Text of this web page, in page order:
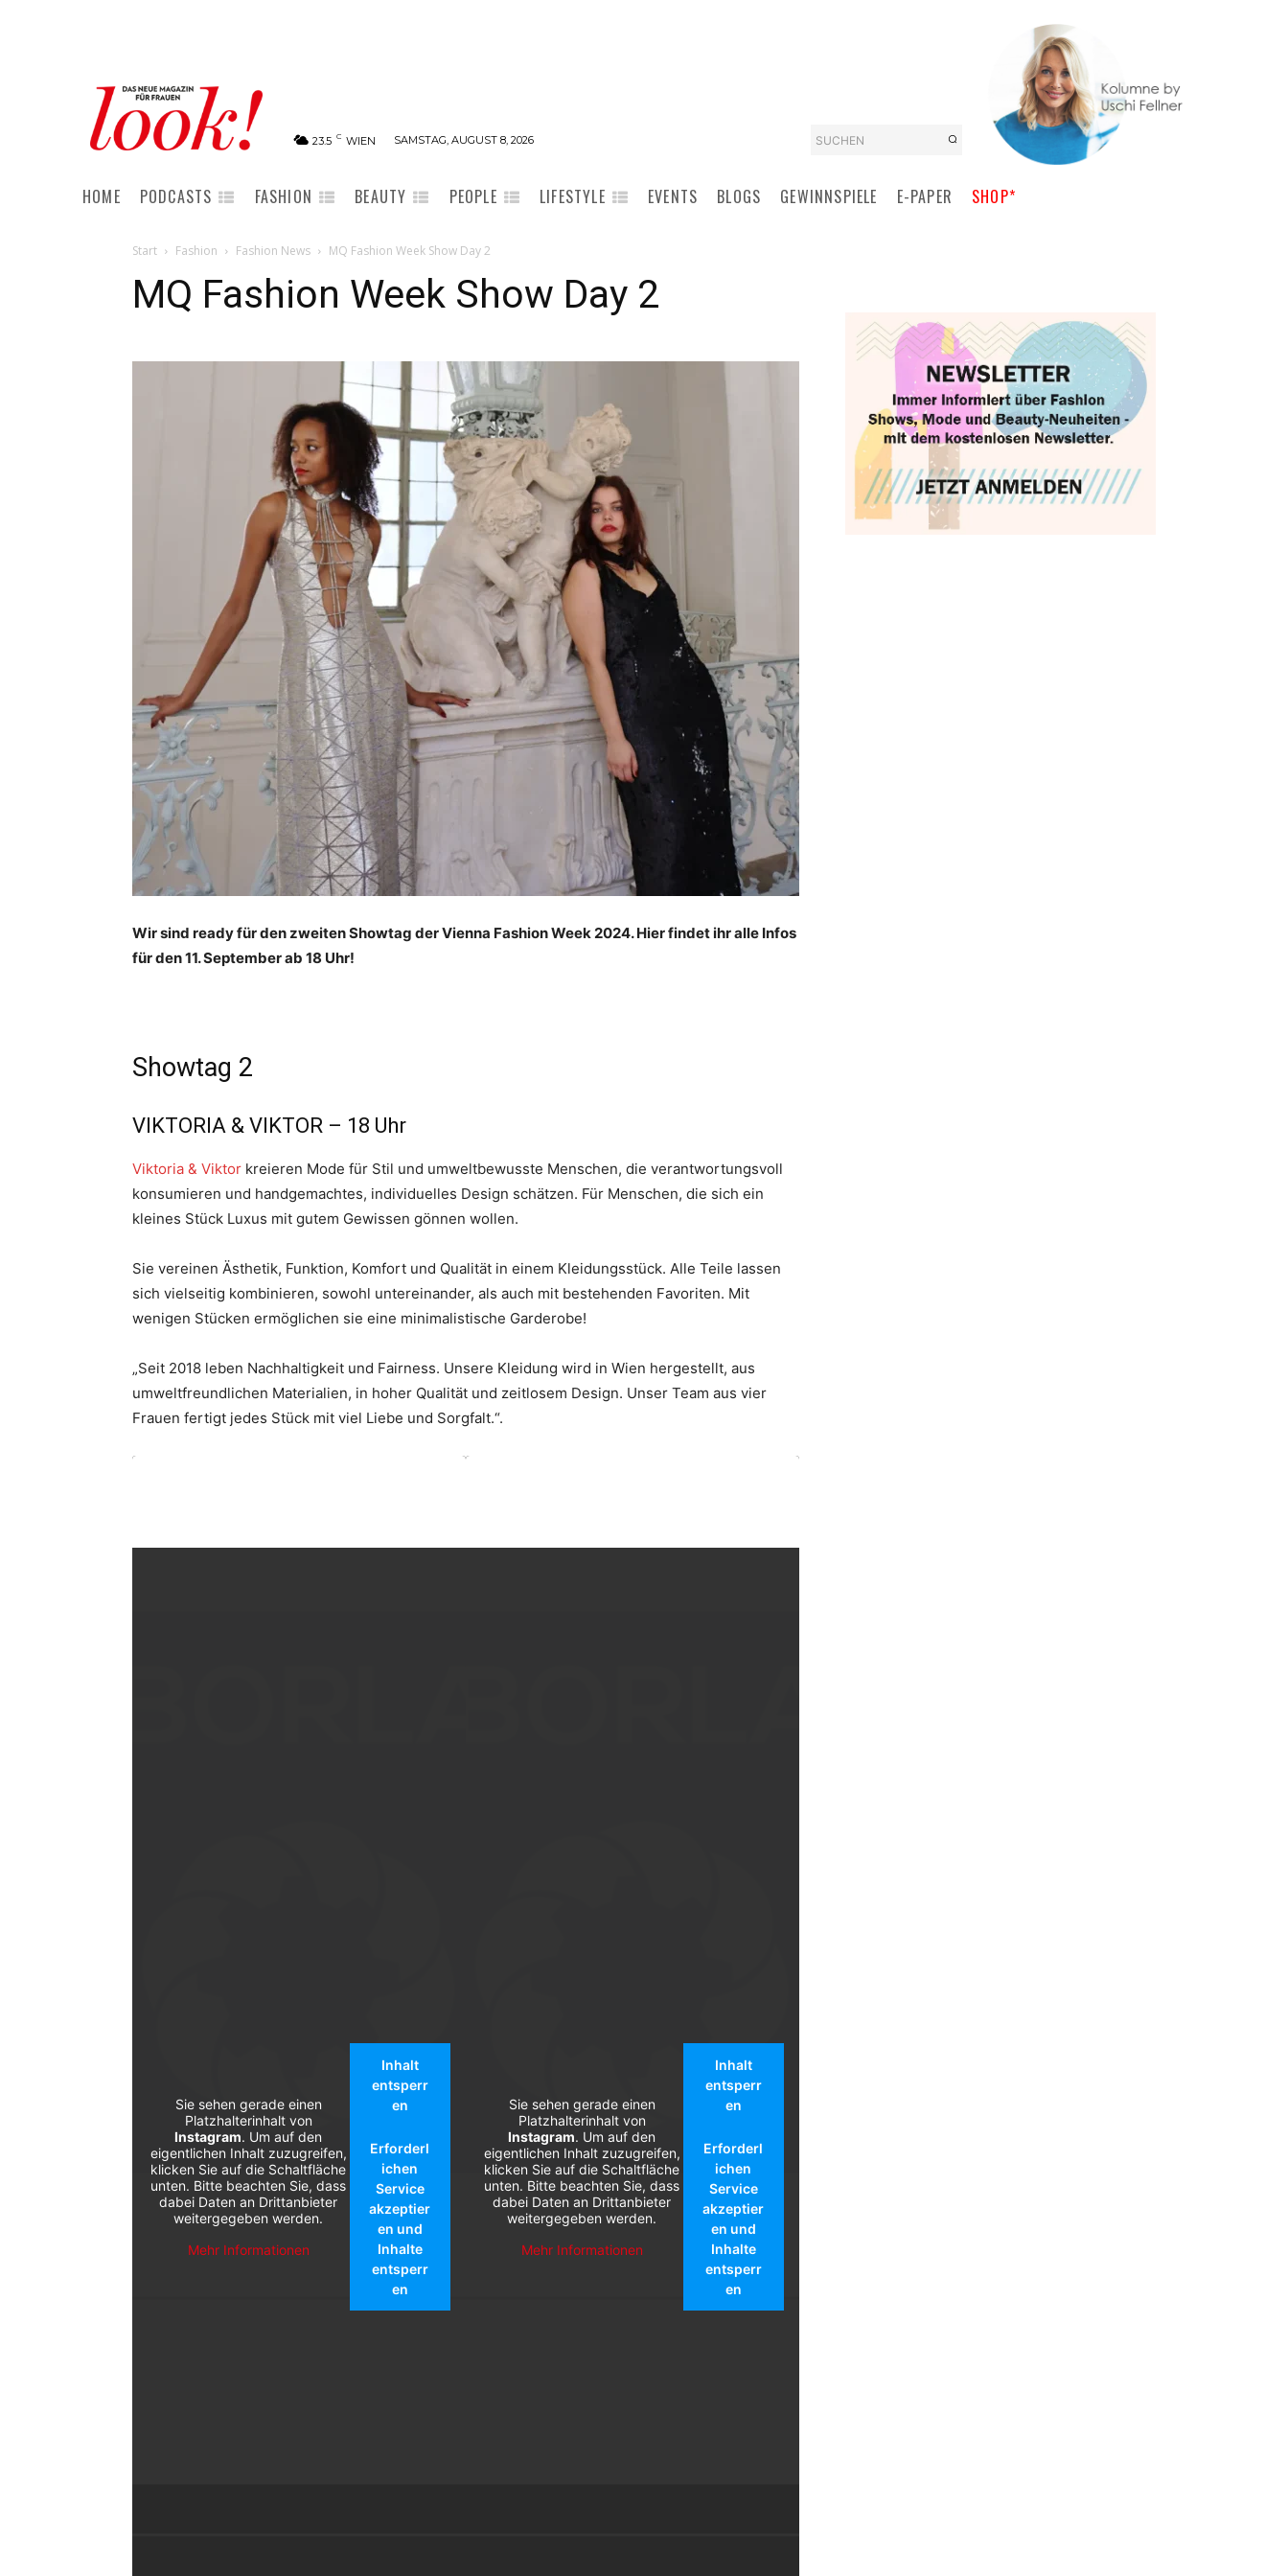
23.5 C WIEN SAMSTAG, AUGUST 8, 2026 SUCHEN
HOME PODCASTS FASHION BEAUTY PEOPLE LIFESTYLE EVENTS BLOGS GEWINNSPIELE E-PAPER SHOP*
Start Fashion Fashion News MQ Fashion Week Show Day 2
MQ Fashion Week Show Day 2
Wir sind ready für den zweiten Showtag der Vienna Fashion Week 2024. Hier findet ihr alle Infos
für den 11. September ab 18 Uhr!
Showtag 2
VIKTORIA & VIKTOR – 18 Uhr
Viktoria & Viktor kreieren Mode für Stil und umweltbewusste Menschen, die verantwortungsvoll
konsumieren und handgemachtes, individuelles Design schätzen. Für Menschen, die sich ein
kleines Stück Luxus mit gutem Gewissen gönnen wollen.
Sie vereinen Ästhetik, Funktion, Komfort und Qualität in einem Kleidungsstück. Alle Teile lassen
sich vielseitig kombinieren, sowohl untereinander, als auch mit bestehenden Favoriten. Mit
wenigen Stücken ermöglichen sie eine minimalistische Garderobe!
„Seit 2018 leben Nachhaltigkeit und Fairness. Unsere Kleidung wird in Wien hergestellt, aus
umweltfreundlichen Materialien, in hoher Qualität und zeitlosem Design. Unser Team aus vier
Frauen fertigt jedes Stück mit viel Liebe und Sorgfalt.“.
Sie sehen gerade einen
Platzhalterinhalt von
Instagram. Um auf den
eigentlichen Inhalt zuzugreifen,
klicken Sie auf die Schaltfläche
unten. Bitte beachten Sie, dass
dabei Daten an Drittanbieter
weitergegeben werden.
Mehr Informationen
Inhalt
entsperr
en
Erforderl
ichen
Service
akzeptier
en und
Inhalte
entsperr
en
Sie sehen gerade einen
Platzhalterinhalt von
Instagram. Um auf den
eigentlichen Inhalt zuzugreifen,
klicken Sie auf die Schaltfläche
unten. Bitte beachten Sie, dass
dabei Daten an Drittanbieter
weitergegeben werden.
Mehr Informationen
Inhalt
entsperr
en
Erforderl
ichen
Service
akzeptier
en und
Inhalte
entsperr
en